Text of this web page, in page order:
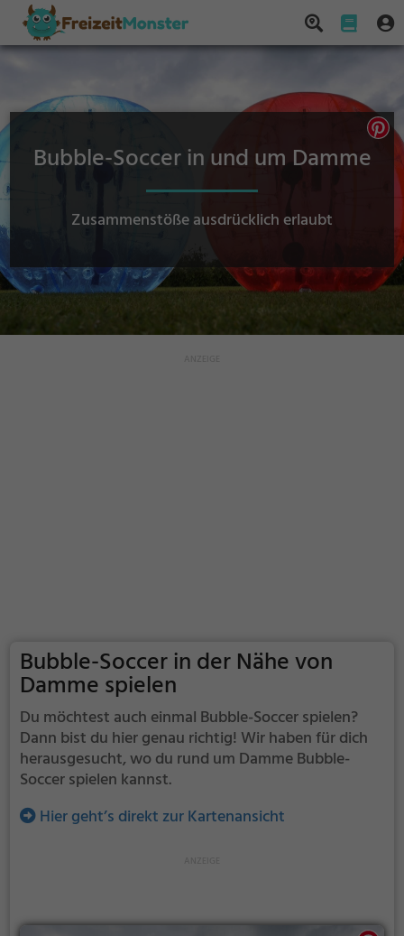
Bubble-Soccer in und um Damme
Zusammenstöße ausdrücklich erlaubt
Bubble-Soccer in der Nähe von
Damme spielen
Du möchtest auch einmal Bubble-Soccer spielen?
Dann bist du hier genau richtig! Wir haben für dich
herausgesucht, wo du rund um Damme Bubble-
Soccer spielen kannst.
Hier geht’s direkt zur Kartenansicht